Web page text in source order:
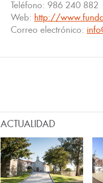
Teléfono: 986 240 882
Web: http://
Correo electrónico:
ACTUALIDAD